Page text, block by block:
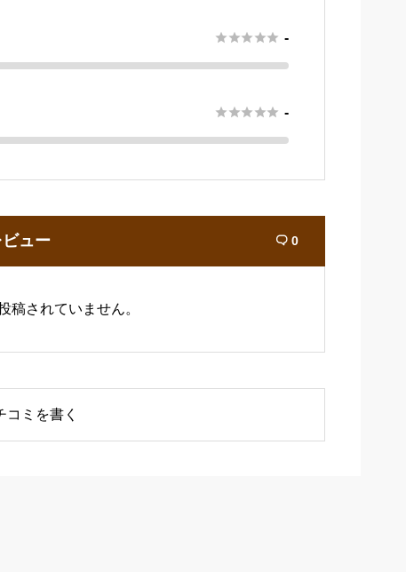
 -
 -
ビュー  0
稿されていません。
コミを書く